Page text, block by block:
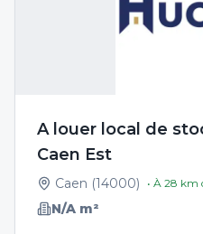
A louer local de
Caen Est
Caen (14000) • À 28 km
N/A m²